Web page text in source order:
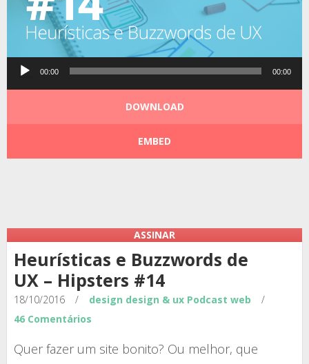
Tocador 00:00 00:00
DOWNLOAD
EMBED
ASSINAR
Heurísticas e Buzzwords de
UX – Hipsters #14
18/10/2016 / design design & ux Podcast web
/
46 Comentários
Quer fazer um site bonito? Ou melhor, que